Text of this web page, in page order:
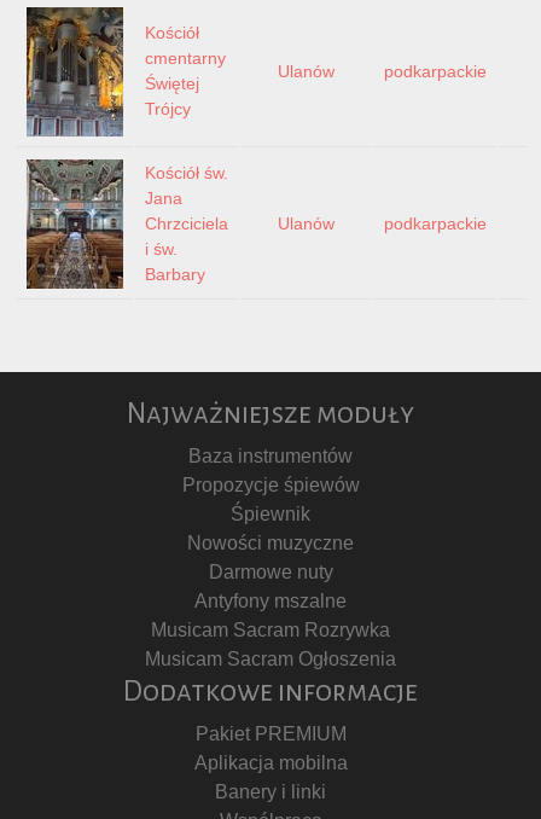
Kościół
cmentarny
Świętej
Trójcy
Ulanów podkarpackie
Kościół św.
Jana
Chrzciciela
i św.
Barbary
Ulanów podkarpackie
Najważniejsze moduły
Baza instrumentów
Propozycje śpiewów
Śpiewnik
Nowości muzyczne
Darmowe nuty
Antyfony mszalne
Musicam Sacram Rozrywka
Musicam Sacram Ogłoszenia
Dodatkowe informacje
Pakiet PREMIUM
Aplikacja mobilna
Banery i linki